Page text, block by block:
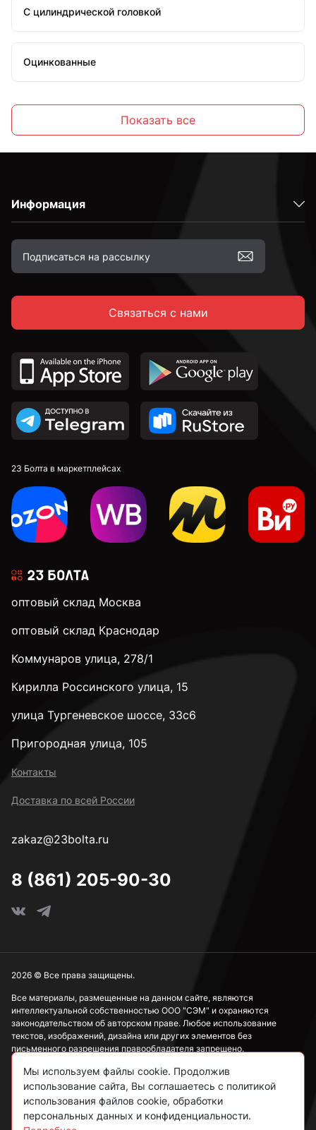
С цилиндрической головкой
Оцинкованные
Высокопрочные
С полной резьбой
С неполной резьбой
DIN 912 с внутренним шестигранником и
цилиндрической головкой
DIN 7991 c потайной головкой и внутренним
шестигранником
DIN 913 установочные с внутренним шестигранником
к.п. 4,8
к.п. 10,9
к.п. 12,9
М3
М5
М8
Показать все
Информация
Связаться с нами
23 Болта в маркетплейсах
оптовый склад Москва
оптовый склад Краснодар
Коммунаров улица, 278/1
Кирилла Россинского улица, 15
улица Тургеневское шоссе, 33с6
Пригородная улица, 105
Контакты
Доставка по всей России
zakaz@23bolta.ru
8 (861) 205-90-30
Все материалы, размещенные на данном сайте, являются
интеллектуальной собственностью ООО "СЭМ" и охраняются
законодательством об авторском праве. Любое использование
текстов, изображений, дизайна или других элементов без
письменного разрешения правообладателя запрещено.
Информация, представленная на сайте, носит исключительно
ознакомительный характер и не может рассматриваться как
публичная оферта в соответствии со ст. 437 ГК РФ.
2026 © Все права защищены.
Мы используем файлы cookie. Продолжив
использование сайта, Вы соглашаетесь с политикой
использования файлов cookie, обработки
персональных данных и конфиденциальности.